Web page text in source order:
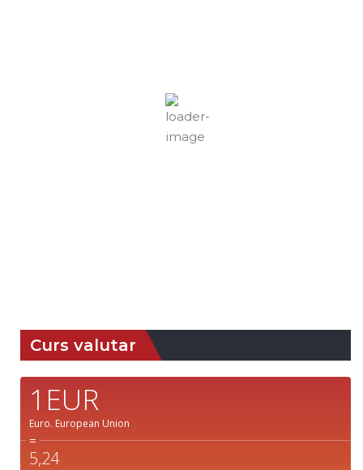
Câțiva Nori
Rafală vânturi:
Curs valutar
1EUR
Euro. European Union
=
5,24